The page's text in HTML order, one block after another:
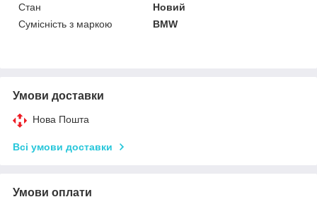
Стан
Новий
Сумісність з маркою
BMW
Умови доставки
Нова Пошта
Всі умови доставки
Умови оплати